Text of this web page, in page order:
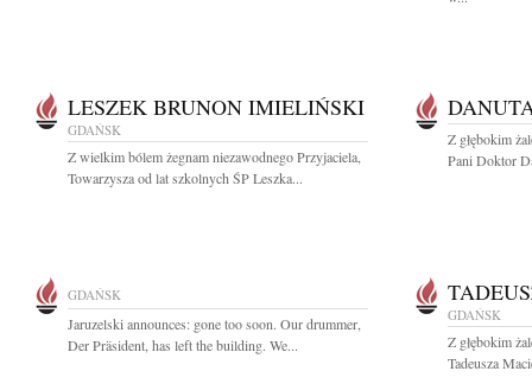
LESZEK BRUNON IMIELIŃSKI
GDAŃSK
Z wielkim bólem żegnam niezawodnego Przyjaciela,
Towarzysza od lat szkolnych ŚP Leszka...
Z głębokim
Pani Doktor
GDAŃSK
Jaruzelski announces: gone too soon. Our drummer,
Der Präsident, has left the building. We...
GDAŃSK
Z głębokim
Tadeusza